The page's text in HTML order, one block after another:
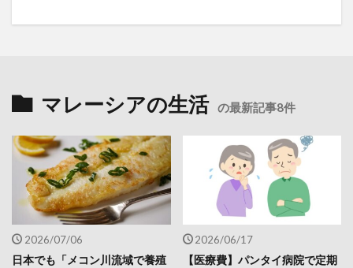
マレーシアの生活 の最新記事8件
2026/07/06
日本でも「メコン川流域で養殖
2026/06/17
【医療費】パンタイ病院で定期